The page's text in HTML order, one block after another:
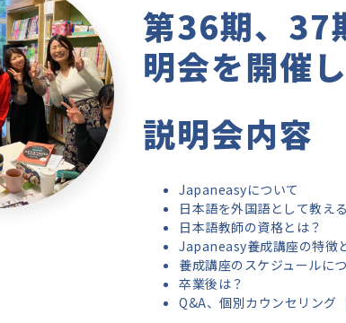
第36期、37
明会を開催し
説明会内容
Japaneasyについて
日本語を外国語として教え
日本語教師の資格とは？
Japaneasy養成講座の特徴
養成講座のスケジュールに
卒業後は？
Q&A、個別カウンセリング